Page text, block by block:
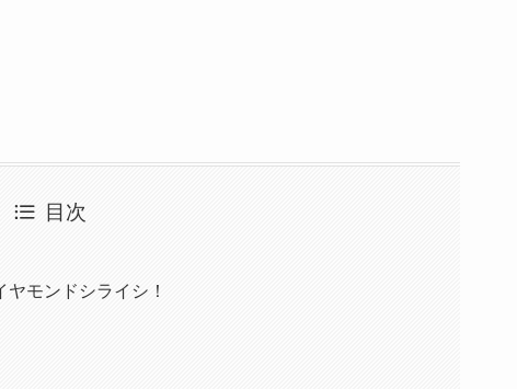
目次
モンドシライシ！